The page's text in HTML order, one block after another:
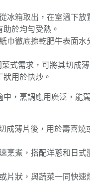
冰箱取出，在室溫下
於均勻受熱。
巾徹底擦乾肥牛表面
菜式需求，可將其切成
用於快炒。
，烹調應用廣泛，能
切成薄片後，用於壽喜
烹煮，搭配洋蔥和日式
片狀，與蔬菜一同快速